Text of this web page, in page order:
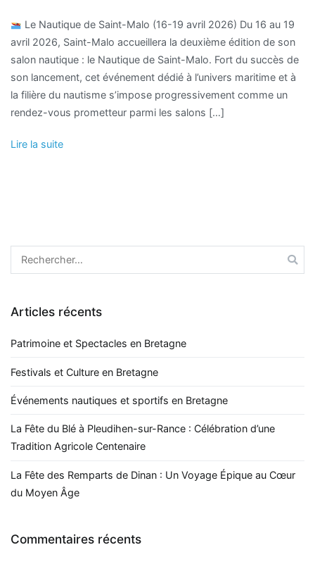
Le Nautique de Saint-Malo (16-19 avril 2026) Du 16 au 19
avril 2026, Saint-Malo accueillera la deuxième édition de son
salon nautique : le Nautique de Saint-Malo. Fort du succès de
son lancement, cet événement dédié à l’univers maritime et à
la filière du nautisme s’impose progressivement comme un
rendez-vous prometteur parmi les salons […]
Lire la suite
Articles récents
Patrimoine et Spectacles en Bretagne
Festivals et Culture en Bretagne
Événements nautiques et sportifs en Bretagne
La Fête du Blé à Pleudihen-sur-Rance : Célébration d’une
Tradition Agricole Centenaire
La Fête des Remparts de Dinan : Un Voyage Épique au Cœur
du Moyen Âge
Commentaires récents